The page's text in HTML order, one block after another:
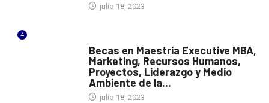
julio 18, 2023
4
Becas en Maestría Executive MBA,
Marketing, Recursos Humanos,
Proyectos, Liderazgo y Medio
Ambiente de la...
julio 18, 2023